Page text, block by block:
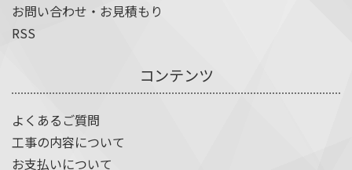
お問い合わせ・お見積もり
RSS
コンテンツ
よくあるご質問
工事の内容について
お支払いについて